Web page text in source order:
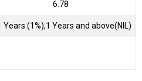
6.78
Years (1%),1 Years and above(NIL)